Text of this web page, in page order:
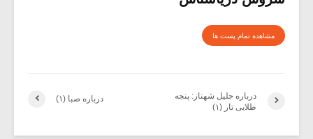
مشاهده تمام پست ها
درباره صبا (۱)
درباره جلیل شهناز: پنجه
طلایى تار (۱)